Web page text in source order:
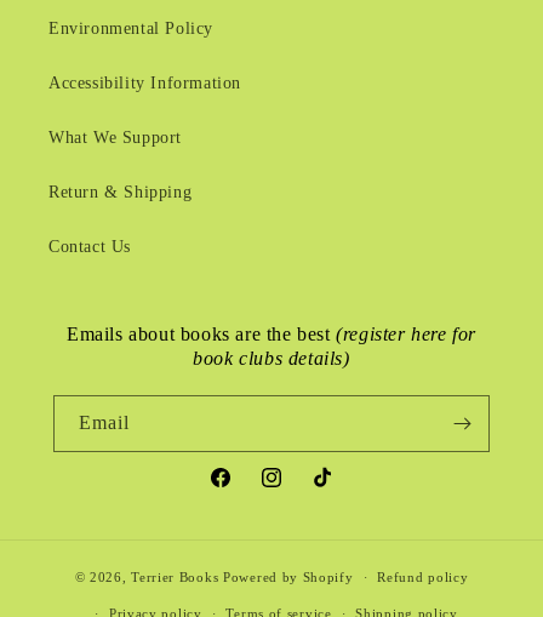
Environmental Policy
Accessibility Information
What We Support
Return & Shipping
Contact Us
Emails about books are the best(register here for
book clubs details)
Email
FacebookInstagramTikTok
© 2026,Terrier Books Powered by Shopify Refund policy
Privacy policy Terms of service Shipping policy